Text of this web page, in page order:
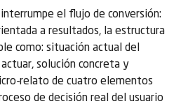
el flujo de conversión:
a resultados, la estructura
como: situación actual del
solución concreta y
relato de cuatro elementos
de decisión real del usuario